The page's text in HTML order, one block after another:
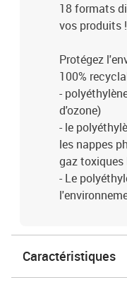
18 formats
vos produits !
Protégez
100%
-
d'ozone)
- le
les nappes
gaz
- Le
Caractéristiques